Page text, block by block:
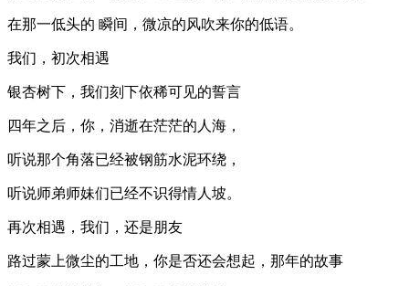
在那一低头的 瞬间，微凉的风吹来你的低语。
我们，初次相遇
银杏树下，我们刻下依稀可见的誓言
四年之后，你，消逝在茫茫的人海，
听说那个角落已经被钢筋水泥环绕，
听说师弟师妹们已经不识得情人坡。
再次相遇，我们，还是朋友
路过蒙上微尘的工地，你是否还会想起，那年的故事